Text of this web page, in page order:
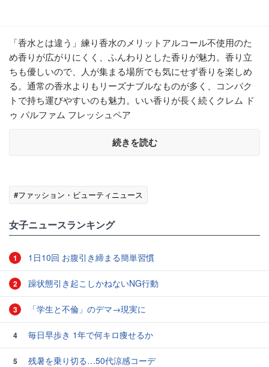
「香水とは違う」練り香水のメリットアルコール不使用のた
め香りが広がりにくく、ふんわりとした香りが魅力。香り立
ちも優しいので、人が集まる場所でも気にせず香りを楽しめ
る。通常の香水よりもリーズナブルなものが多く、コンパク
トで持ち運びやすいのも魅力。いい香りが長く続くクレム ド
ゥ パルファム フレッシュペア
続きを読む
#ファッション・ビューティニュース
女子ニュースランキング
1 1日10回 お腹引き締まる簡単習慣
2 躁状態引き起こしかねないNG行動
3 「学生と不倫」のデマ→現実に
4 毎日早歩き 1年で何キロ痩せるか
5
残暑を乗り切る…50代涼感コーデ